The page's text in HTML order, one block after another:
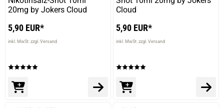
verifizierter Onlinekauf.
Die Bewertung erfolgte ohne Abgabe eines Kommentars
23.11.2025 — via
Trustedshops.de
Siegfried H.
20mg by Jokers Cloud
5,90 EUR*
inkl. MwSt. zzgl. Versand
Cloud
5,90 EUR*
inkl. MwSt. zzgl. Versand